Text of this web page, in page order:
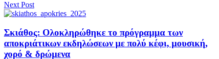
Next Post
Σκιάθος: Ολοκληρώθηκε το πρόγραμμα των
αποκριάτικων εκδηλώσεων με πολύ κέφι, μουσική,
χορό & δρώμενα